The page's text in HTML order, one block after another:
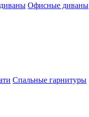
Офисные диваны
Спальные гарнитуры